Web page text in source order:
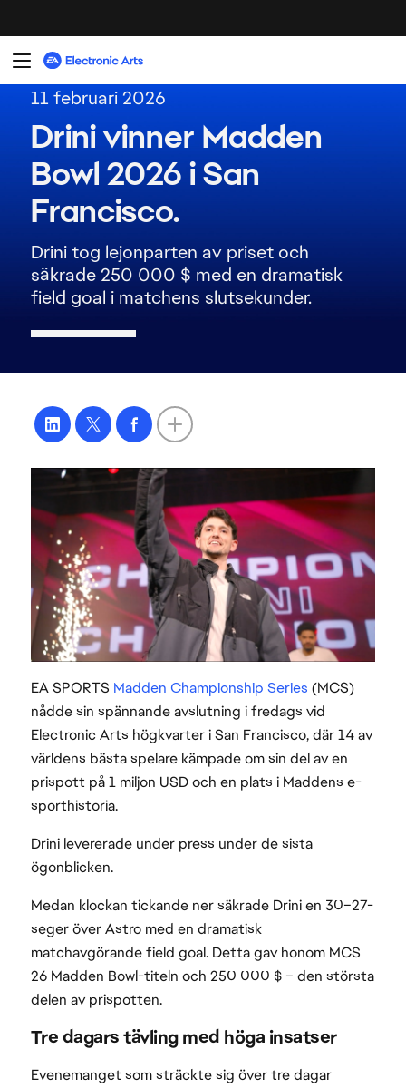
EA SPORTS Madden Championship Series (MCS)
nådde sin spännande avslutning i fredags vid
Electronic Arts högkvarter i San Francisco, där 14 av
världens bästa spelare kämpade om sin del av en
prispott på 1 miljon USD och en plats i Maddens e-
sporthistoria.
Drini levererade under press under de sista
ögonblicken.
Medan klockan tickande ner säkrade Drini en 30–27-
seger över Astro med en dramatisk
matchavgörande field goal. Detta gav honom MCS
26 Madden Bowl-titeln och 250 000 $ – den största
delen av prispotten.
Tre dagars tävling med höga insatser
Evenemanget som sträckte sig över tre dagar